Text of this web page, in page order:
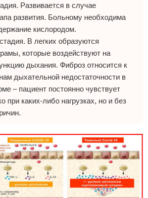
Развивается в случае
развития. Больному необходима
кислородом.
В легких образуются
которые воздействуют на
дыхания. Фиброз относится к
дыхательной недостаточности в
– пациент постоянно чувствует
при каких-либо нагрузках, но и без